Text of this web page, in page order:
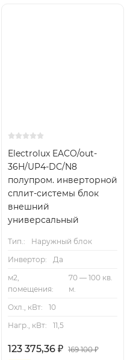
Electrolux EACO/out-
36H/UP4-DC/N8
полупром. инверторной
сплит-системы блок
внешний
универсальный
Тип.:
Наружный блок
Инвертор:
Да
м2,
помещения:
70 — 100 кв.
м.
Охл., кВт:
10
Нагр., кВт:
11,5
123 375,36 ₽ 169 100₽